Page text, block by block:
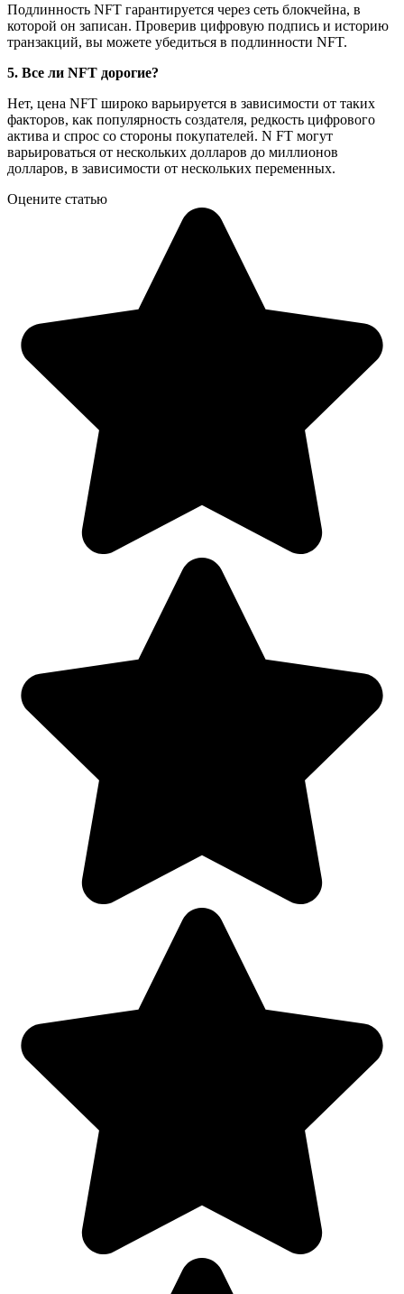
Подлинность NFT гарантируется через сеть блокчейна, в
которой он записан. Проверив цифровую подпись и историю
транзакций, вы можете убедиться в подлинности NFT.
5. Все ли NFT дорогие?
Нет, цена NFT широко варьируется в зависимости от таких
факторов, как популярность создателя, редкость цифрового
актива и спрос со стороны покупателей. N FT могут
варьироваться от нескольких долларов до миллионов
долларов, в зависимости от нескольких переменных.
Оцените статью